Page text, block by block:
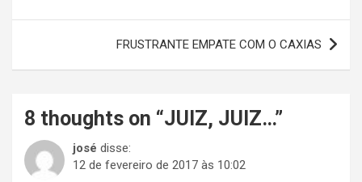
FRUSTRANTE EMPATE COM O CAXIAS
8 thoughts on “JUIZ, JUIZ…”
josé disse:
12 de fevereiro de 2017 às 10:02